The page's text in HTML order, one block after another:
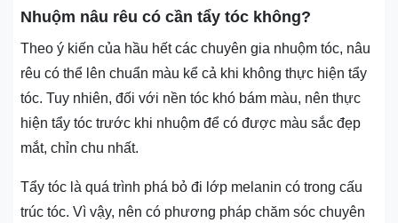
Nhuộm nâu rêu có cần tẩy tóc không?
Theo ý kiến của hầu hết các chuyên gia nhuộm tóc, nâu
rêu có thể lên chuẩn màu kể cả khi không thực hiện tẩy
tóc. Tuy nhiên, đối với nền tóc khó bám màu, nên thực
hiện tẩy tóc trước khi nhuộm để có được màu sắc đẹp
mắt, chỉn chu nhất.
Tẩy tóc là quá trình phá bỏ đi lớp melanin có trong cấu
trúc tóc. Vì vậy, nên có phương pháp chăm sóc chuyên